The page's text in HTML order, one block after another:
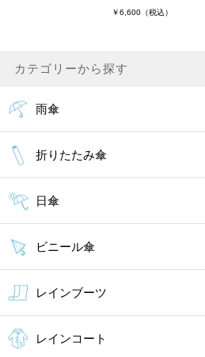
￥6,600（税込）
カテゴリーから探す
雨傘
折りたたみ傘
日傘
ビニール傘
レインブーツ
レインコート